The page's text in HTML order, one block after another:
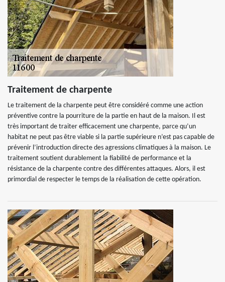
Traitement de charpente
Le traitement de la charpente peut être considéré comme une action
préventive contre la pourriture de la partie en haut de la maison. Il est
très important de traiter efficacement une charpente, parce qu’un
habitat ne peut pas être viable si la partie supérieure n’est pas capable de
prévenir l’introduction directe des agressions climatiques à la maison. Le
traitement soutient durablement la fiabilité de performance et la
résistance de la charpente contre des différentes attaques. Alors, il est
primordial de respecter le temps de la réalisation de cette opération.